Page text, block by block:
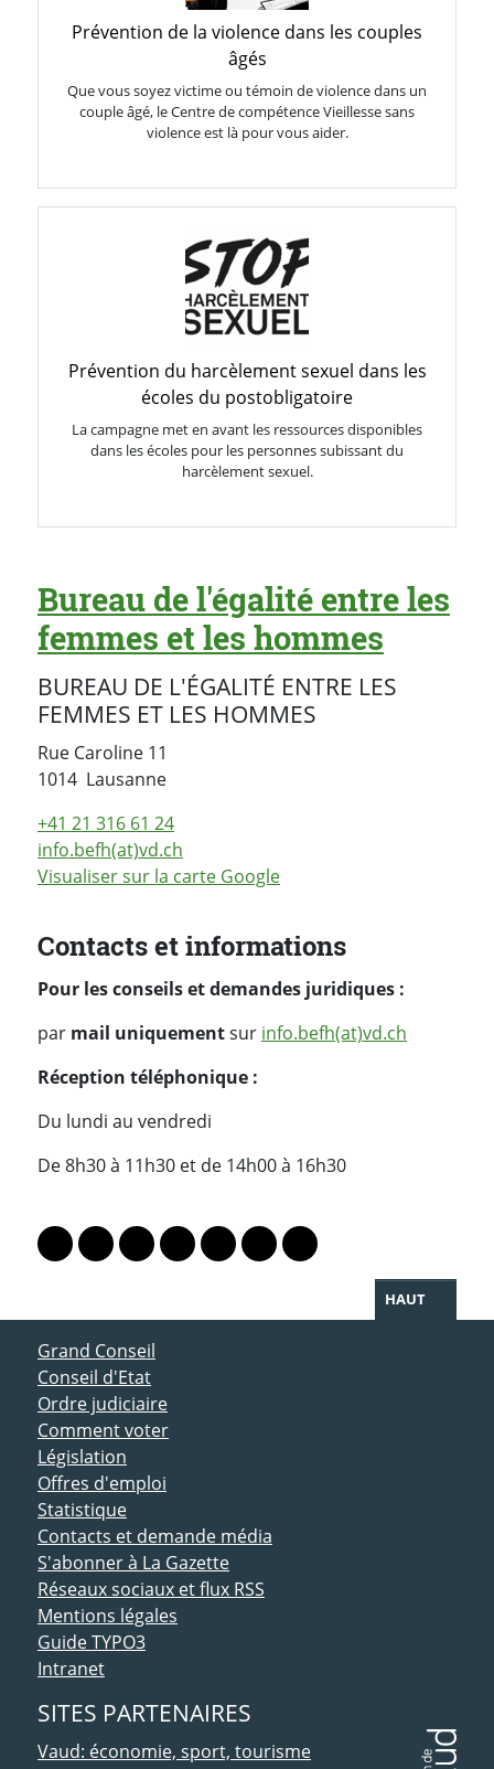
Prévention de la violence dans les couples
âgés
Que vous soyez victime ou témoin de violence dans un
couple âgé, le Centre de compétence Vieillesse sans
violence est là pour vous aider.
Prévention du harcèlement sexuel dans les
écoles du postobligatoire
La campagne met en avant les ressources disponibles
dans les écoles pour les personnes subissant du
harcèlement sexuel.
Bureau de l'égalité entre les
femmes et les hommes
BUREAU DE L'ÉGALITÉ ENTRE LES
FEMMES ET LES HOMMES
Rue Caroline 11
1014 LausanneSuisse
+41 21 316 61 24
info.befh(at)vd.ch
Visualiser sur la carte Google
Contacts et informations
Pour les conseils et demandes juridiques :
par mail uniquementsur info.befh(at)vd.ch
Réception téléphonique :
Du lundi au vendredi
De 8h30 à 11h30 et de 14h00 à 16h30
Lien vers le profil Mastodon
Lien vers le profil Bluesky
Lien vers le profil Instagram
Lien vers le profil Linkedin
Lien vers le profil Facebook
Lien vers le profil Twitter
Partager par WhatsApp
HAUT
ACCÈS DIRECT
Grand Conseil
Conseil d'Etat
Ordre judiciaire
Comment voter
Législation
Offres d'emploi
Statistique
Contacts et demande média
S'abonner à La Gazette
Réseaux sociaux et flux RSS
Mentions légales
Guide TYPO3
Intranet
SITES PARTENAIRES
Vaud: économie, sport, tourisme